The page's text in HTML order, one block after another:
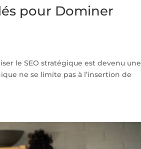
pour Dominer
le SEO stratégique est devenu une
ne se limite pas à l’insertion de